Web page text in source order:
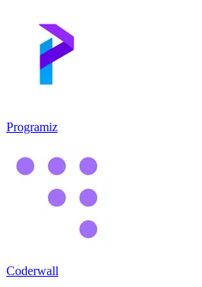
Programiz
Coderwall